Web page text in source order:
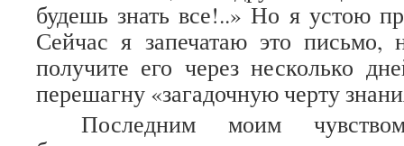
будешь знать все!..» Но я устою
Сейчас я запечатаю это
получите его через несколько
перешагну «загадочную черту
Последним моим